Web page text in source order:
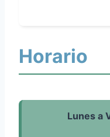
Horario
Lunes a